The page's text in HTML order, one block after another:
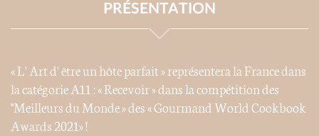
PRÉSENTATION
« L' Art d' être un hôte parfait » représentera la France dans
la catégorie A11 : « Recevoir » dans la compétition des
"Meilleurs du Monde » des « Gourmand World Cookbook
Awards 2021» !